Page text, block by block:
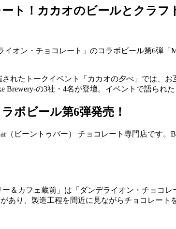
ト！カカオのビールとクラ
オン・チョコレート」のコラボビール第6弾
れたトークイベント「カカオの夕べ」では、
Brewery-の3社・4名が登壇。イベントで語ら
ボビール第6弾発売！
（ビーントゥバー） チョコレート専門店です
＆カフェ蔵前」は「ダンデライオン・チョコ
あり、製造工程を間近に見ながらチョコレー